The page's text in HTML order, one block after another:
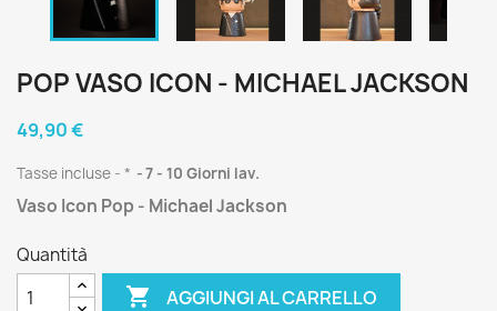
POP VASO ICON - MICHAEL JACKSON
49,90 €
Tasse incluse * 7 - 10 Giorni lav.
Vaso Icon Pop - Michael Jackson
Quantità
 AGGIUNGI AL CARRELLO